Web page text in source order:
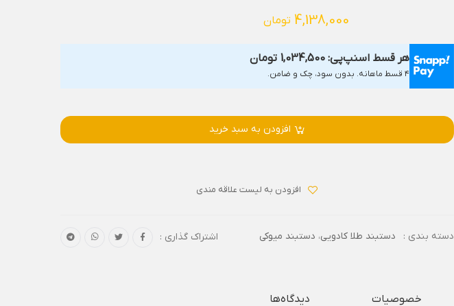
4,138,000 تومان
هر قسط اسنپ‌پی: 1,034,500 تومان
۴ قسط ماهانه. بدون سود، چک و ضامن.
افزودن به سبد خرید
افزودن به لیست علاقه مندی
دسته بندی : دستبند طلا کادویی، دستبند میوکی اشتراک گذاری :
خصوصیات دیدگاه‌ها